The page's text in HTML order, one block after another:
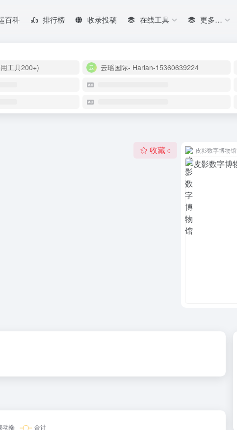
百科 排行榜 收录投稿 在线工具 更多…
工具200+) 云瑶国际- Harlan-15360639224
收藏 0 皮影数字博物馆